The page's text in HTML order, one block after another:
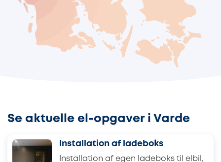
Se aktuelle el-opgaver i Varde
Installation af ladeboks
Installation af egen ladeboks til elbil,